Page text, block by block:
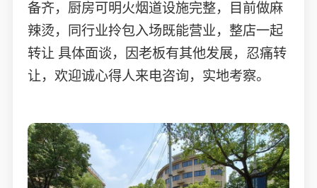
备齐，厨房可明火烟道设施完整，目前做麻
辣烫，同行业拎包入场既能营业，整店一起
转让 具体面谈，因老板有其他发展，忍痛转
让，欢迎诚心得人来电咨询，实地考察。